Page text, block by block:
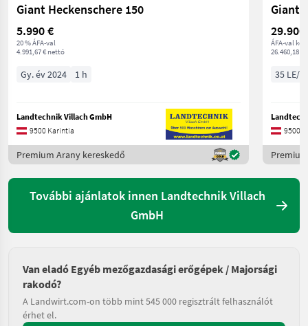
Giant Heckenschere 150
5.990 €
20 % ÁFA-val
4.991,67 € nettó
Gy. év 2024 1 h
Landtechnik Villach GmbH
9500 Karintia
Premium Arany kereskedő
Giant
29.900
ÁFA-val
26.460,18 €
35 LE/
9500
További ajánlatok innen Landtechnik Villach
GmbH
Van eladó Egyéb mezőgazdasági erőgépek / Majorsági
rakodó?
A Landwirt.com-on több mint 545 000 regisztrált felhasználót
érhet el.